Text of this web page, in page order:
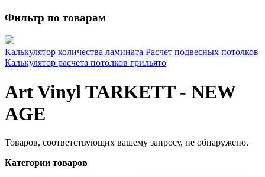
Фильтр по товарам
Калькулятор количества ламината Расчет подвесных потолков
Калькулятор расчета потолков грильято
Art Vinyl TARKETT - NEW
AGE
Товаров, соответствующих вашему запросу, не обнаружено.
Категории товаров